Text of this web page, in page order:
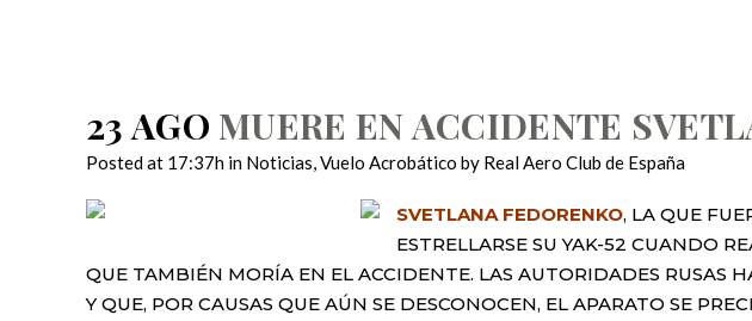
23 AGO MUERE EN ACCIDENTE
Posted at 17:37h in Noticias,Vuelo Acrobático by Real Aero Club de España
SVETLANA FEDORENKO, LA QUE
ESTRELLARSE SU YAK-52 CUANDO
QUE TAMBIÉN MORÍA EN EL ACCIDENTE. LAS AUTORIDADES RUSAS
Y QUE, POR CAUSAS QUE AÚN SE DESCONOCEN, EL APARATO SE